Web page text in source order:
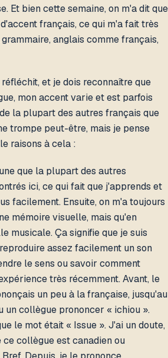
Et bien cette semaine, on m'a dit que
français, ce qui m'a fait très
anglais comme français,
et je dois reconnaître que
mon accent varie et est parfois
la plupart des autres français que
trompe peut-être, mais je pense
raisons à cela :
que la plupart des autres
ici, ce qui fait que j'apprends et
facilement. Ensuite, on m'a toujours
mémoire visuelle, mais qu'en
musicale. Ça signifie que je suis
assez facilement un son
le sens ou savoir comment
très récemment. Avant, le
un peu à la française, jusqu'au
un collègue prononcer « ichiou ».
le mot était « Issue ». J'ai un doute,
collègue est canadien ou